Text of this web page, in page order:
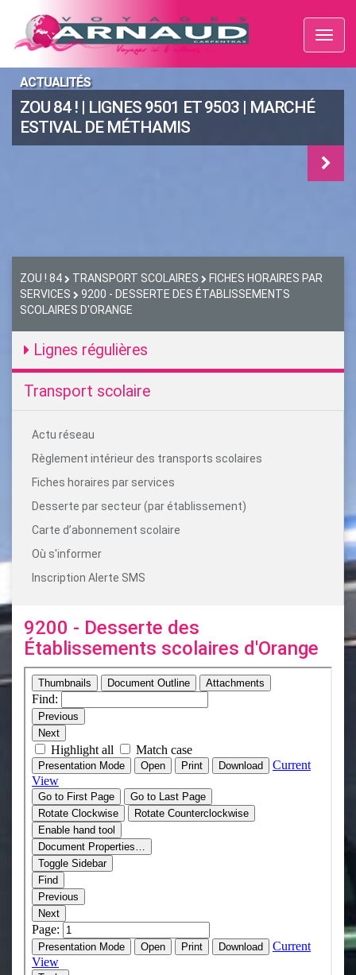
ZOU 84 ! | LIGNES 9501 ET 9503 | MARCHÉ
ESTIVAL DE MÉTHAMIS
ACTUALITÉS
ZOU ! 84 TRANSPORT SCOLAIRES
FICHES HORAIRES PAR
SERVICES
9200 - DESSERTE DES ÉTABLISSEMENTS
SCOLAIRES D'ORANGE
Lignes régulières
Transport scolaire
Actu réseau
Règlement intérieur des transports scolaires
Fiches horaires par services
Desserte par secteur (par établissement)
Carte d’abonnement scolaire
Où s'informer
Inscription Alerte SMS
9200 - Desserte des
Établissements scolaires d'Orange